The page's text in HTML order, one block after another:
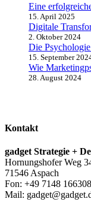
Eine
15. April 2025
Digitale
2. Oktober 2024
Die
15. September
Wie
28. August 2024
Kontakt
gadget Strategie +
Hornungshofer Weg
71546 Aspach
Fon: +49 7148
Mail: